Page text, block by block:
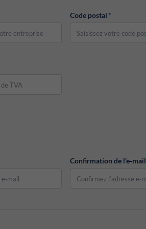
Code postal *
Confirmation de l’e‑mail